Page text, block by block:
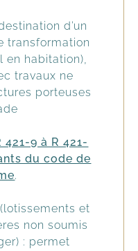
d’un
transformation
en habitation),
travaux ne
porteuses
421-9 à R 421-
du code de
.
et
non soumis
: permet